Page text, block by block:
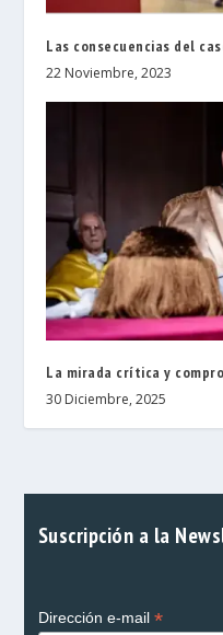
Las consecuencias del
22 Noviembre, 2023
La mirada crítica y
30 Diciembre, 2025
Suscripción a la
Dirección e-mail *